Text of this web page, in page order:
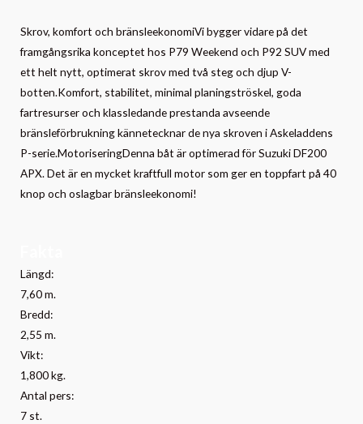
Skrov, komfort och bränsleekonomiVi bygger vidare på det
framgångsrika konceptet hos P79 Weekend och P92 SUV med
ett helt nytt, optimerat skrov med två steg och djup V-
botten.Komfort, stabilitet, minimal planingströskel, goda
fartresurser och klassledande prestanda avseende
bränsleförbrukning kännetecknar de nya skroven i Askeladdens
P-serie.MotoriseringDenna båt är optimerad för Suzuki DF200
APX. Det är en mycket kraftfull motor som ger en toppfart på 40
knop och oslagbar bränsleekonomi!
Längd:
7,60 m.
Bredd:
2,55 m.
Vikt:
1,800 kg.
Antal pers:
7 st.